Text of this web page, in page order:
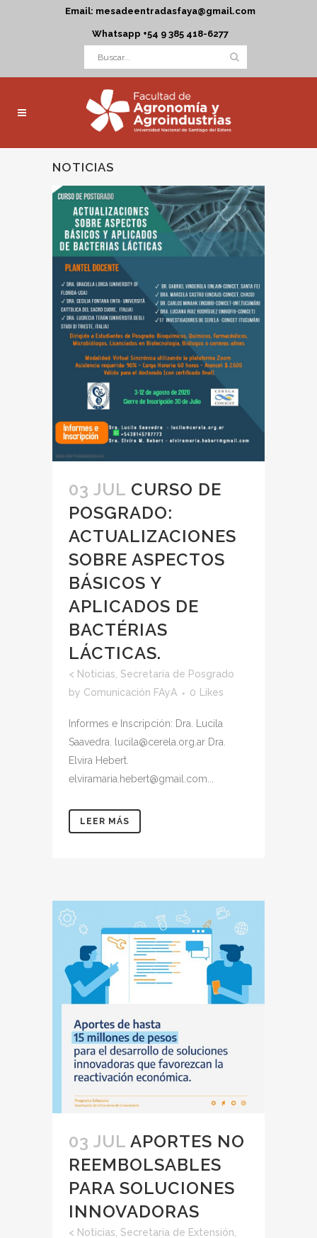
Email: mesadeentradasfaya@gmail.com
Whatsapp +54 9 385 418-6277
NOTICIAS
03 JUL CURSO DE
POSGRADO:
ACTUALIZACIONES
SOBRE ASPECTOS
BÁSICOS Y
APLICADOS DE
BACTÉRIAS
LÁCTICAS.
< Noticias Secretaría de Posgrado
by Comunicación FAyA 0 Likes
Informes e Inscripción: Dra. Lucila
Saavedra. lucila@cerela.org.ar Dra.
Elvira Hebert.
elviramaria.hebert@gmail.com...
LEER MÁS
03 JUL APORTES NO
REEMBOLSABLES
PARA SOLUCIONES
INNOVADORAS
< Noticias Secretaria de Extensión,